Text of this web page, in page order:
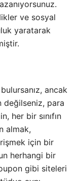
ve sosyal
yaratarak
ancak
değilseniz, para
her bir sınıfın
almak,
için bir
herhangi bir
gibi siteleri